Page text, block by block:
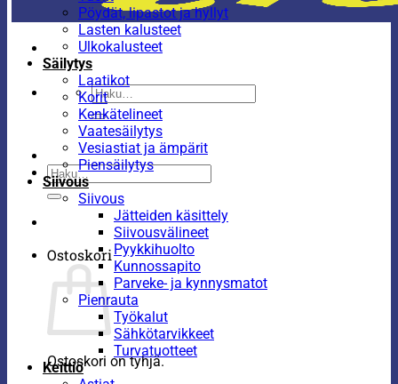
Etsi:
Etsi:
Ostoskori
Ostoskori on tyhjä.
Pöydät, lipastot ja hyllyt
Lasten kalusteet
Ulkokalusteet
Säilytys
Laatikot
Korit
Kenkätelineet
Vaatesäilytys
Vesiastiat ja ämpärit
Piensäilytys
Siivous
Siivous
Jätteiden käsittely
Siivousvälineet
Pyykkihuolto
Kunnossapito
Parveke- ja kynnysmatot
Pienrauta
Työkalut
Sähkötarvikkeet
Turvatuotteet
Keittiö